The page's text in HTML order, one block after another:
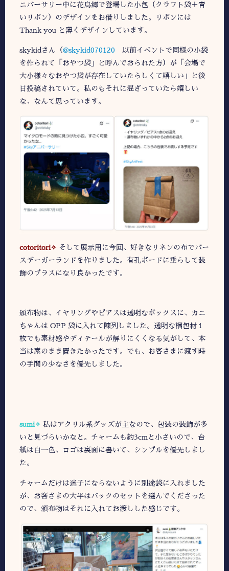
ニバーサリー中に花鳥郷で登場した小包（クラフト袋＋青
いリボン）のデザインをお借りしました。リボンには
Thank you と薄くデザインしています。
skykidさん（@skykid070120 以前イベントで同様の小袋
を作られて「おやつ袋」と呼んでおられた方）が「会場で
大小様々なおやつ袋が存在していたらしくて嬉しい」と後
日投稿されていて。私のもそれに混ざっていたら嬉しい
な、なんて思っています。
cotoritori✧ そして展示用に今回、好きなリネンの布でバー
スデーガーランドを作りました。有孔ボードに垂らして装
飾のプラスになり良かったです。
頒布物は、イヤリングやピアスは透明なボックスに、カニ
ちゃんは OPP 袋に入れて陳列しました。透明な梱包材１
枚でも素材感やディテールが解りにくくなる気がして、本
当は素のまま置きたかったです。でも、お客さまに渡す時
の手間の少なさを優先しました。
sumi✧ 私はアクリル系グッズが主なので、包装の装飾が多
いと見づらいかなと。チャームも約3cmと小さいので、台
紙は白一色、ロゴは裏面に書いて、シンプルを優先しまし
た。
チャームだけは迷子にならないように別途袋に入れました
が、お客さまの大半はバックのセットを選んでくださった
ので、頒布物はそれに入れてお渡しした感じです。